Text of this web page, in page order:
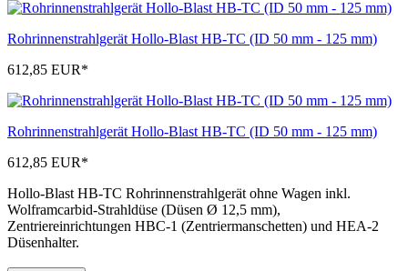
Rohrinnenstrahlgerät Hollo-Blast HB-TC (ID 50 mm - 125 mm)
612,85 EUR*
Rohrinnenstrahlgerät Hollo-Blast HB-TC (ID 50 mm - 125 mm)
612,85 EUR*
Hollo-Blast HB-TC Rohrinnenstrahlgerät ohne Wagen inkl.
Wolframcarbid-Strahldüse (Düsen Ø 12,5 mm),
Zentriereinrichtungen HBC-1 (Zentriermanschetten) und HEA-2
Düsenhalter.